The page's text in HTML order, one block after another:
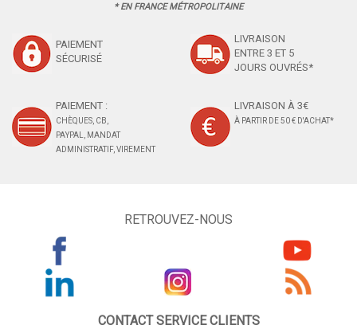
* EN FRANCE MÉTROPOLITAINE
PAIEMENT
SÉCURISÉ
LIVRAISON
ENTRE 3 ET 5
JOURS OUVRÉS*
PAIEMENT :
CHÈQUES, CB,
PAYPAL, MANDAT
ADMINISTRATIF, VIREMENT
LIVRAISON À 3€
À PARTIR DE 50 € D'ACHAT*
RETROUVEZ-NOUS
CONTACT SERVICE CLIENTS